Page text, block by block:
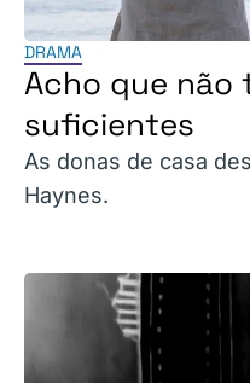
DRAMA
Acho que não
suficientes
As donas de casa
Haynes.